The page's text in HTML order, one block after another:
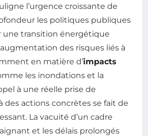
l’urgence croissante de
les politiques publiques
une transition énergétique
des risques liés à
en matière d’impacts
les inondations et la
à une réelle prise de
des actions concrètes se fait de
La vacuité d’un cadre
et les délais prolongés